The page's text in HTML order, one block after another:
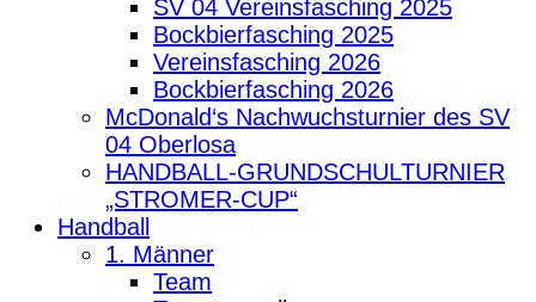
SV 04 Vereinsfasching 2025
Bockbierfasching 2025
Vereinsfasching 2026
Bockbierfasching 2026
McDonald‘s Nachwuchsturnier des SV
04 Oberlosa
HANDBALL-GRUNDSCHULTURNIER
„STROMER-CUP“
Handball
1. Männer
Team